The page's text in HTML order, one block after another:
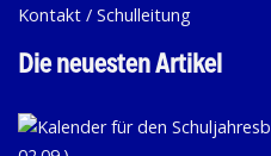
Kontakt / Schulleitung
Die neuesten Artikel